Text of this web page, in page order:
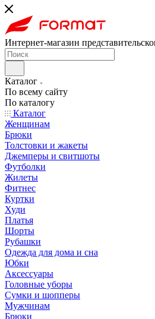
Интернет-магазин
Каталог
По всему сайту
По каталогу
Каталог
Женщинам
Брюки
Толстовки и жакеты
Джемперы и свитшоты
Футболки
Жилеты
Фитнес
Куртки
Худи
Платья
Шорты
Рубашки
Одежда для дома и сна
Юбки
Аксессуары
Головные уборы
Сумки и шопперы
Мужчинам
Брюки